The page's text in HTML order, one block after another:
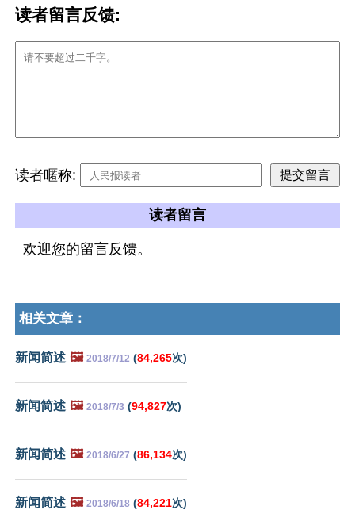
读者留言反馈:
读者暱称:
读者留言
欢迎您的留言反馈。
相关文章：
新闻简述 🖼️ 2018/7/12 (84,265次)
新闻简述 🖼️ 2018/7/3 (94,827次)
新闻简述 🖼️ 2018/6/27 (86,134次)
新闻简述 🖼️ 2018/6/18 (84,221次)